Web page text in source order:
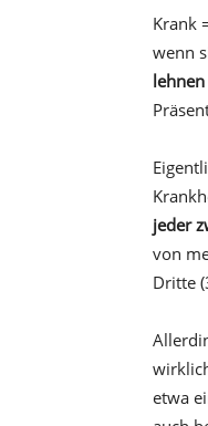
Krank
wenn
jeder
von
Dritte
etwa